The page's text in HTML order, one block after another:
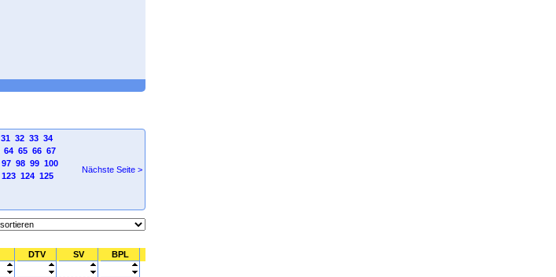
31 32 33 34
64 65 66 67
97 98 99 100
123 124 125
Nächste Seite >
DTV SV BPL